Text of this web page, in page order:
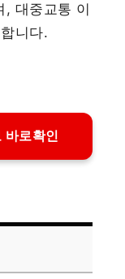
, 대중교통 이
니다.
바로확인